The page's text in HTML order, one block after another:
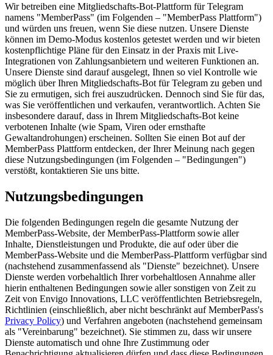
Wir betreiben eine Mitgliedschafts-Bot-Plattform für Telegram
namens "MemberPass" (im Folgenden – "MemberPass Plattform")
und würden uns freuen, wenn Sie diese nutzen. Unsere Dienste
können im Demo-Modus kostenlos getestet werden und wir bieten
kostenpflichtige Pläne für den Einsatz in der Praxis mit Live-
Integrationen von Zahlungsanbietern und weiteren Funktionen an.
Unsere Dienste sind darauf ausgelegt, Ihnen so viel Kontrolle wie
möglich über Ihren Mitgliedschafts-Bot für Telegram zu geben und
Sie zu ermutigen, sich frei auszudrücken. Dennoch sind Sie für das,
was Sie veröffentlichen und verkaufen, verantwortlich. Achten Sie
insbesondere darauf, dass in Ihrem Mitgliedschafts-Bot keine
verbotenen Inhalte (wie Spam, Viren oder ernsthafte
Gewaltandrohungen) erscheinen. Sollten Sie einen Bot auf der
MemberPass Plattform entdecken, der Ihrer Meinung nach gegen
diese Nutzungsbedingungen (im Folgenden – "Bedingungen")
verstößt, kontaktieren Sie uns bitte.
Nutzungsbedingungen
Die folgenden Bedingungen regeln die gesamte Nutzung der
MemberPass-Website, der MemberPass-Plattform sowie aller
Inhalte, Dienstleistungen und Produkte, die auf oder über die
MemberPass-Website und die MemberPass-Plattform verfügbar sind
(nachstehend zusammenfassend als "Dienste" bezeichnet). Unsere
Dienste werden vorbehaltlich Ihrer vorbehaltlosen Annahme aller
hierin enthaltenen Bedingungen sowie aller sonstigen von Zeit zu
Zeit von Envigo Innovations, LLC veröffentlichten Betriebsregeln,
Richtlinien (einschließlich, aber nicht beschränkt auf MemberPass's
Privacy Policy) und Verfahren angeboten (nachstehend gemeinsam
als "Vereinbarung" bezeichnet). Sie stimmen zu, dass wir unsere
Dienste automatisch und ohne Ihre Zustimmung oder